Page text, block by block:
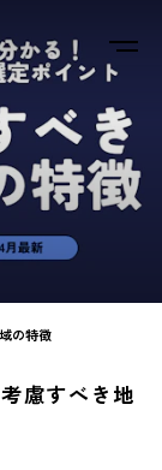
の特徴
慮すべき地